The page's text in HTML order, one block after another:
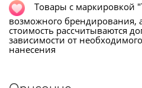
Товары с маркировкой
возможного брендирования,
стоимость рассчитываются
зависимости от
нанесения